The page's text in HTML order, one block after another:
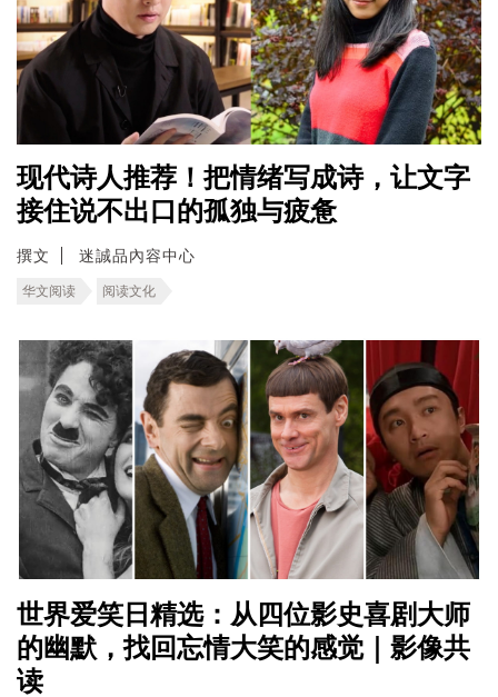
现代诗人推荐！把情绪写成诗，让文字
接住说不出口的孤独与疲惫
撰文 迷誠品內容中心
华文阅读 阅读文化
世界爱笑日精选：从四位影史喜剧大师
的幽默，找回忘情大笑的感觉｜影像共
读